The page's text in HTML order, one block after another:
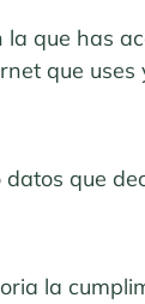
que has
que
que
la